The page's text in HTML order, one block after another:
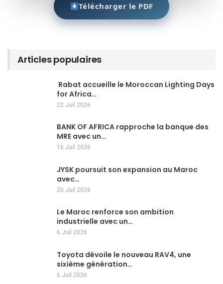
Télécharger le PDF
Articles populaires
Rabat accueille le Moroccan Lighting Days
for Africa…
22 Juil 2026
BANK OF AFRICA rapproche la banque des
MRE avec un…
16 Juil 2026
JYSK poursuit son expansion au Maroc
avec…
20 Juil 2026
Le Maroc renforce son ambition
industrielle avec un…
6 Juil 2026
Toyota dévoile le nouveau RAV4, une
sixième génération…
6 Juil 2026